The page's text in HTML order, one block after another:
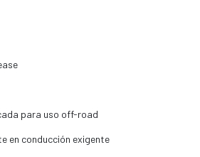
para uso off-road
en conducción exigente